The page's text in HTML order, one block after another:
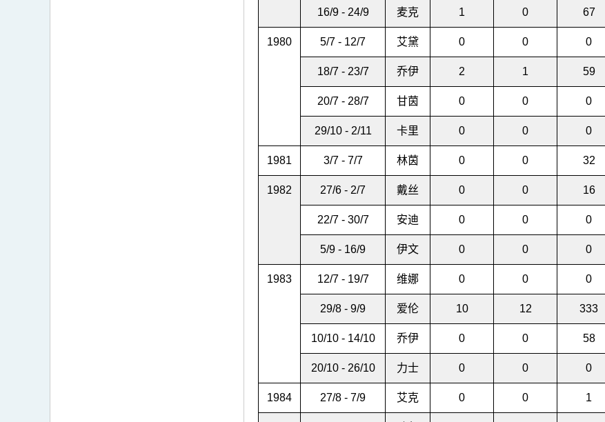
16/9 - 24/9 麦克 1 0 67
1980 5/7 - 12/7 艾黛 0 0 0
18/7 - 23/7 乔伊 2 1 59
20/7 - 28/7 甘茵 0 0 0
29/10 - 2/11 卡里 0 0 0
1981 3/7 - 7/7 林茵 0 0 32
1982 27/6 - 2/7 戴丝 0 0 16
22/7 - 30/7 安迪 0 0 0
5/9 - 16/9 伊文 0 0 0
1983 12/7 - 19/7 维娜 0 0 0
29/8 - 9/9 爱伦 10 12 333
10/10 - 14/10 乔伊 0 0 58
20/10 - 26/10 力士 0 0 0
1984 27/8 - 7/9 艾克 0 0 1